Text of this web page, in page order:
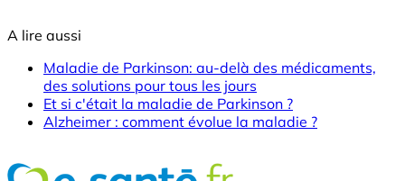
A lire aussi
Maladie de Parkinson: au-delà des médicaments,
des solutions pour tous les jours
Et si c'était la maladie de Parkinson ?
Alzheimer : comment évolue la maladie ?